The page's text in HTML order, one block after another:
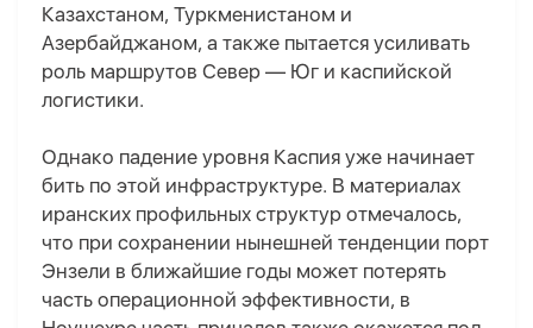
Казахстаном, Туркменистаном и
Азербайджаном, а также пытается усиливать
роль маршрутов Север — Юг и каспийской
логистики.
Однако падение уровня Каспия уже начинает
бить по этой инфраструктуре. В материалах
иранских профильных структур отмечалось,
что при сохранении нынешней тенденции порт
Энзели в ближайшие годы может потерять
часть операционной эффективности, в